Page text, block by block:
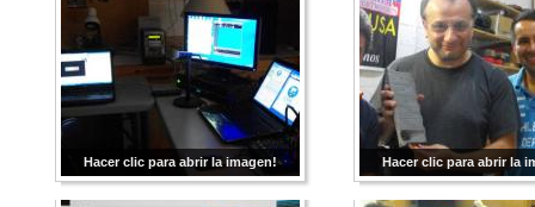
Hacer clic para abrir la imagen! Hacer clic para abrir la